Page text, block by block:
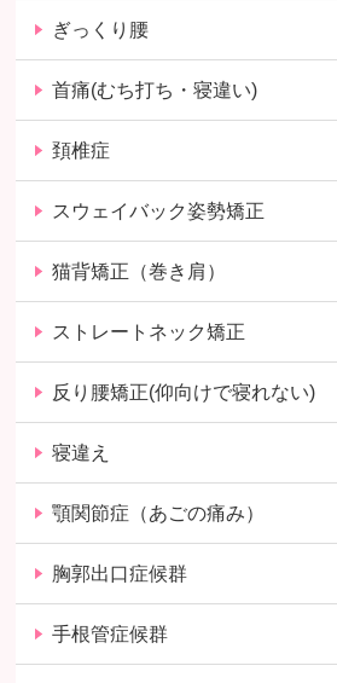
ぎっくり腰
首痛(むち打ち・寝違い)
頚椎症
スウェイバック姿勢矯正
猫背矯正（巻き肩）
ストレートネック矯正
反り腰矯正(仰向けで寝れない)
寝違え
顎関節症（あごの痛み）
胸郭出口症候群
手根管症候群